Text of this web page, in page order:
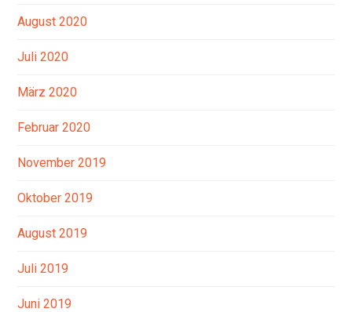
August 2020
Juli 2020
März 2020
Februar 2020
November 2019
Oktober 2019
August 2019
Juli 2019
Juni 2019